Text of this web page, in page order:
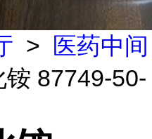
>
医药中间
87749-50-